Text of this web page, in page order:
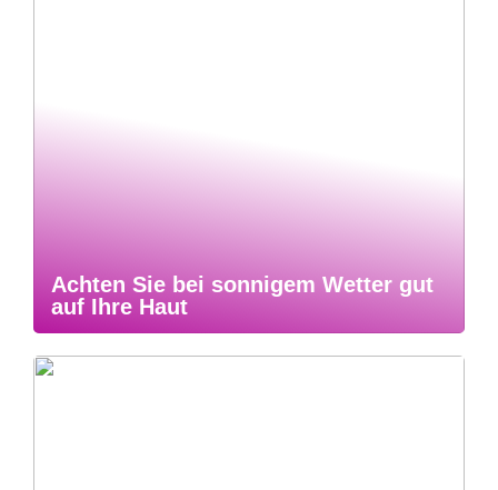
Achten Sie bei sonnigem Wetter gut
auf Ihre Haut